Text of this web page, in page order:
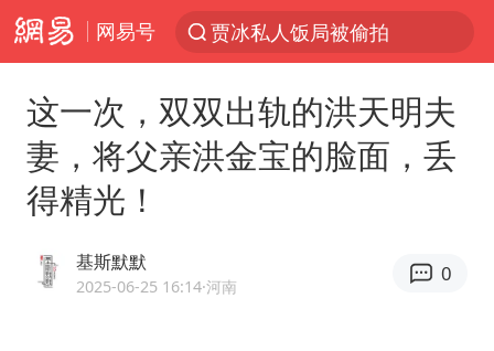
网易号
贾冰私人饭局被偷拍
奥沙利文晋级斯诺克中国公开赛16强
路虎卫士110 HSE限时降价
部分银行上调存款利率
这一次，双双出轨的洪天明夫
妻，将父亲洪金宝的脸面，丢
得精光！
基斯默默
2025-06-25 16:14·河南
0